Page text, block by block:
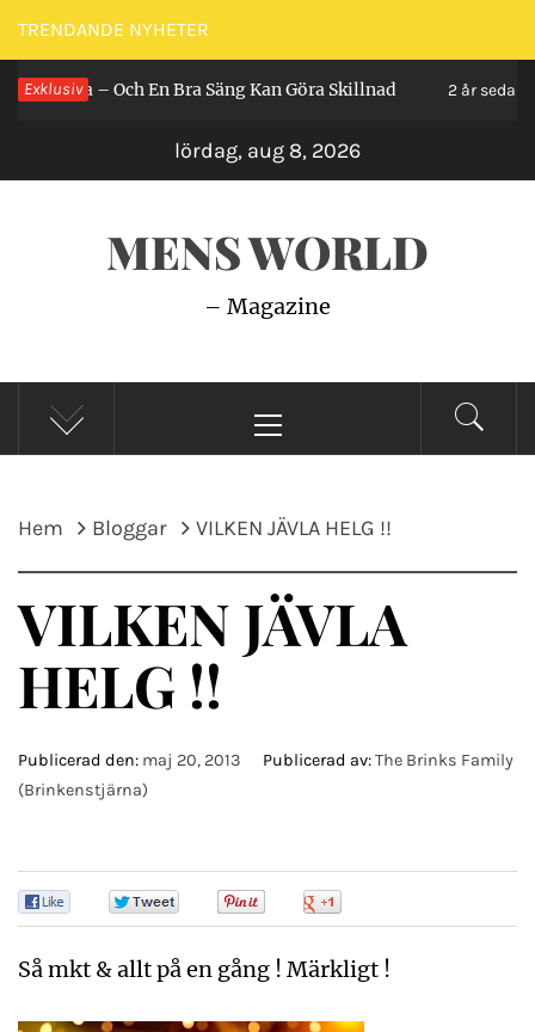
Hoppa
till
innehåll
TRENDANDE NYHETER
Exklusiv
En Bra Säng Kan Göra Skillnad 2 år sedan Så Gör
lördag, aug 8, 2026
MENS WORLD
– Magazine
meny
Hem Bloggar VILKEN JÄVLA HELG !!
VILKEN JÄVLA
HELG !!
Publicerad den: maj 20, 2013 Publicerad av:The Brinks Family
(Brinkenstjärna)
Så mkt & allt på en gång ! Märkligt !